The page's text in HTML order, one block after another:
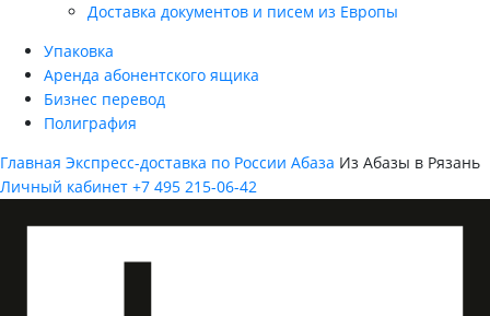
Доставка документов и писем из Европы
Упаковка
Аренда абонентского ящика
Бизнес перевод
Полиграфия
Главная Экспресс-доставка по России Абаза Из Абазы в Рязань
Личный кабинет +7 495 215-06-42